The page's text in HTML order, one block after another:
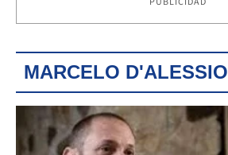
MARCELO D'ALESSIO